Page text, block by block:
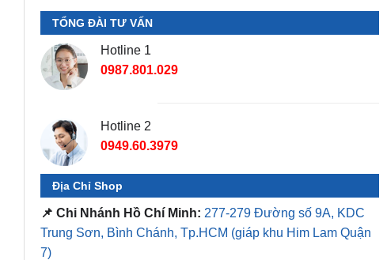
TỔNG ĐÀI TƯ VẤN
Hotline 1
0987.801.029
Hotline 2
0949.60.3979
Địa Chỉ Shop
📌 Chi Nhánh Hồ Chí Minh: 277-279 Đường số 9A, KDC
Trung Sơn, Bình Chánh, Tp.HCM (giáp khu Him Lam Quận
7)